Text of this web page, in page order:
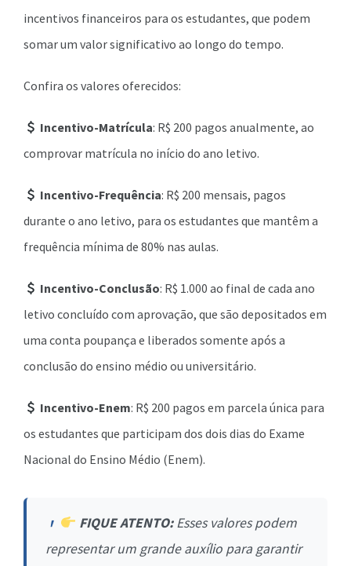
incentivos financeiros para os estudantes, que podem
somar um valor significativo ao longo do tempo.
Confira os valores oferecidos:
Incentivo-Matrícula: R$ 200 pagos anualmente, ao
comprovar matrícula no início do ano letivo.
Incentivo-Frequência: R$ 200 mensais, pagos
durante o ano letivo, para os estudantes que mantêm a
frequência mínima de 80% nas aulas.
Incentivo-Conclusão: R$ 1.000 ao final de cada ano
letivo concluído com aprovação, que são depositados em
uma conta poupança e liberados somente após a
conclusão do ensino médio ou universitário.
Incentivo-Enem: R$ 200 pagos em parcela única para
os estudantes que participam dos dois dias do Exame
Nacional do Ensino Médio (Enem).
FIQUE ATENTO: Esses valores podem
representar um grande auxílio para garantir